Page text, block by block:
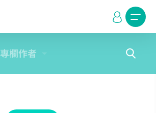
專欄作者